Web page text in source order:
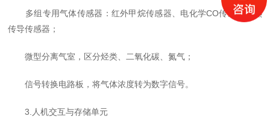
多组专用气体传感器：红外甲烷传感器、电化学CO传感器、热
传导传感器；
微型分离气室，区分烃类、二氧化碳、氮气；
信号转换电路板，将气体浓度转为数字信号。
3.人机交互与存储单元